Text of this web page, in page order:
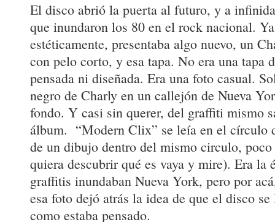
El disco abrió la puerta al futuro, y a
que inundaron los 80 en el rock nacional.
estéticamente, presentaba algo nuevo, un
con pelo corto, y esa tapa. No era una tapa
pensada ni diseñada. Era una foto casual.
negro de Charly en un callejón de Nueva
fondo. Y casi sin querer, del graffiti mismo
álbum. “Modern Clix” se leía en el círculo
de un dibujo dentro del mismo circulo,
quiera descubrir qué es vaya y mire). Era la
graffitis inundaban Nueva York, pero por
esa foto dejó atrás la idea de que el disco
como estaba pensado.